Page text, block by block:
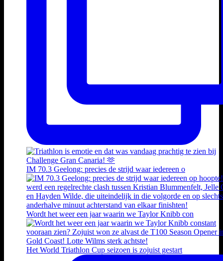
IM 70.3 Geelong: precies de strijd waar iedereen o
Wordt het weer een jaar waarin we Taylor Knibb con
Het World Triathlon Cup seizoen is zojuist gestart